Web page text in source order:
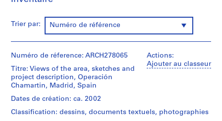
e
t
i
o
y
p
s
Trier par: Numéro de référence
Actions:
Ajouter au classeur
Numéro de réference: ARCH278065
Titre: Views of the area, sketches and
project description, Operación
Chamartin, Madrid, Spain
Dates de création: ca. 2002
Classification: dessins, documents textuels, photographies